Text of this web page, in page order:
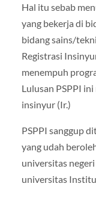
Hal itu sebab
yang bekerja di
bidang sains/
Registrasi
menempuh
Lulusan PSPPI
insinyur (Ir.)
PSPPI sanggup
yang udah
universitas
universitas